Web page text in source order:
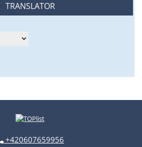
TRANSLATOR
+420607659956